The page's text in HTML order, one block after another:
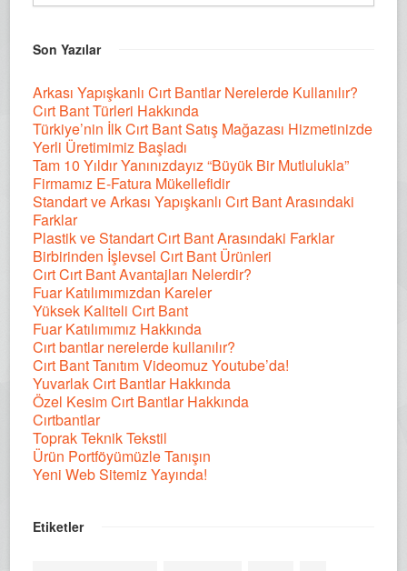
Son Yazılar
Arkası Yapışkanlı Cırt Bantlar Nerelerde Kullanılır?
Cırt Bant Türleri Hakkında
Türkiye’nin İlk Cırt Bant Satış Mağazası Hizmetinizde
Yerli Üretimimiz Başladı
Tam 10 Yıldır Yanınızdayız “Büyük Bir Mutlulukla”
Firmamız E-Fatura Mükellefidir
Standart ve Arkası Yapışkanlı Cırt Bant Arasındaki
Farklar
Plastik ve Standart Cırt Bant Arasındaki Farklar
Birbirinden İşlevsel Cırt Bant Ürünleri
Cırt Cırt Bant Avantajları Nelerdir?
Fuar Katılımımızdan Kareler
Yüksek Kaliteli Cırt Bant
Fuar Katılımımız Hakkında
Cırt bantlar nerelerde kullanılır?
Cırt Bant Tanıtım Videomuz Youtube’da!
Yuvarlak Cırt Bantlar Hakkında
Özel Kesim Cırt Bantlar Hakkında
Cırtbantlar
Toprak Teknik Tekstil
Ürün Portföyümüzle Tanışın
Yeni Web Sitemiz Yayında!
Etiketler